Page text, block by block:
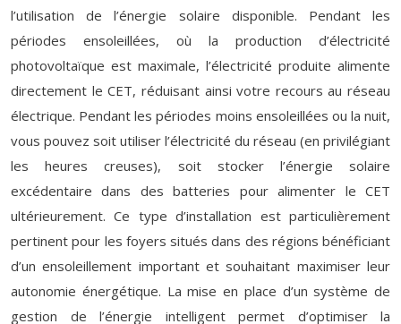
l’utilisation de l’énergie solaire disponible. Pendant les
périodes ensoleillées, où la production d’électricité
photovoltaïque est maximale, l’électricité produite alimente
directement le CET, réduisant ainsi votre recours au réseau
électrique. Pendant les périodes moins ensoleillées ou la nuit,
vous pouvez soit utiliser l’électricité du réseau (en privilégiant
les heures creuses), soit stocker l’énergie solaire
excédentaire dans des batteries pour alimenter le CET
ultérieurement. Ce type d’installation est particulièrement
pertinent pour les foyers situés dans des régions bénéficiant
d’un ensoleillement important et souhaitant maximiser leur
autonomie énergétique. La mise en place d’un système de
gestion de l’énergie intelligent permet d’optimiser la